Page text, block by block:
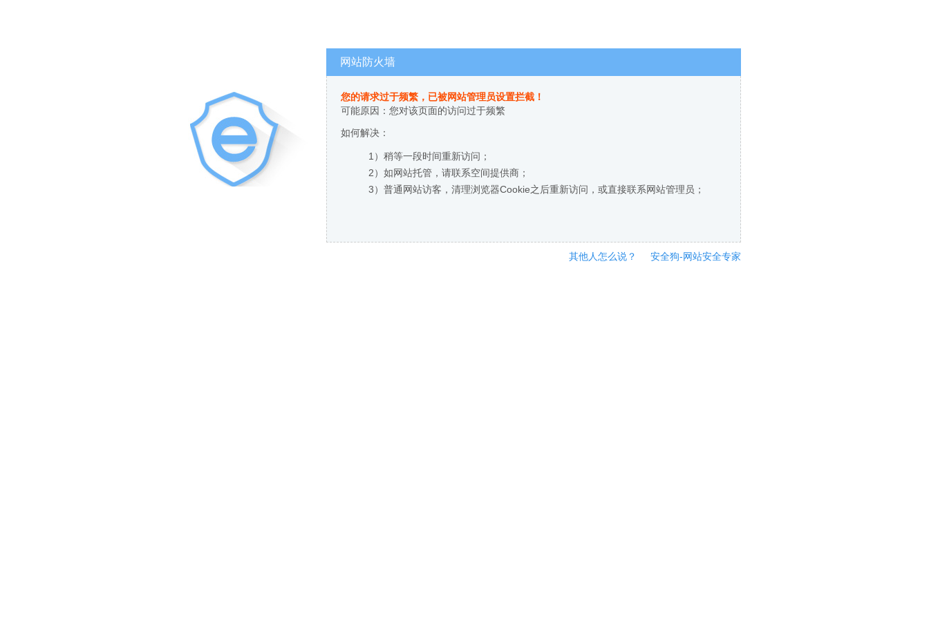
网站防火墙
您的请求过于频繁，已被网站管理员设置拦截！
可能原因：您对该页面的访问过于频繁
如何解决：
1）稍等一段时间重新访问；
2）如网站托管，请联系空间提供商；
3）普通网站访客，清理浏览器Cookie之后重新访问，或直接联系网站管理员；
其他人怎么说？ 安全狗-网站安全专家